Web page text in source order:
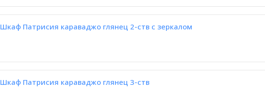
Шкаф Патрисия караваджо глянец 2-ств с зеркалом
Шкаф Патрисия караваджо глянец 3-ств